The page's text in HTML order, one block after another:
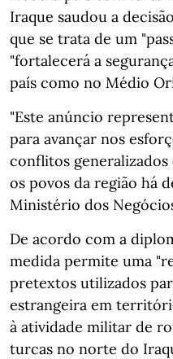
Iraque saudou a
que se trata de um
"fortalecerá a
país como no Médio
"Este anúncio
para avançar nos
conflitos generalizados
os povos da região há
Ministério dos
De acordo com a
medida permite uma
pretextos utilizados
estrangeira em
à atividade militar de
turcas no norte do